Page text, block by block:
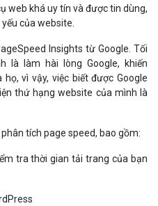
web khá uy tín và được tin dùng,
của website.
Insights từ Google. Tối
là làm hài lòng Google, khiến
vì vậy, việc biết được Google
thứ hạng website của mình là
tích page speed, bao gồm:
tra thời gian tải trang của bạn